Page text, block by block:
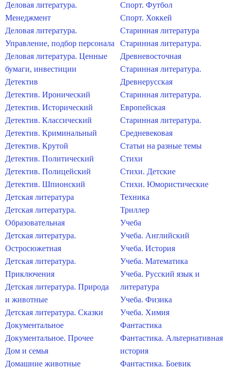
Деловая литература.
Менеджмент
Деловая литература.
Управление, подбор персонала
Деловая литература. Ценные
бумаги, инвестиции
Детектив
Детектив. Иронический
Детектив. Исторический
Детектив. Классический
Детектив. Криминальный
Детектив. Крутой
Детектив. Политический
Детектив. Полицейский
Детектив. Шпионский
Детская литература
Детская литература.
Образовательная
Детская литература.
Остросюжетная
Детская литература.
Приключения
Детская литература. Природа
и животные
Детская литература. Сказки
Документальное
Документальное. Прочее
Дом и семья
Домашние животные
Спорт. Футбол
Спорт. Хоккей
Старинная литература
Старинная литература.
Древневосточная
Старинная литература.
Древнерусская
Старинная литература.
Европейская
Старинная литература.
Средневековая
Статьи на разные темы
Стихи
Стихи. Детские
Стихи. Юмористические
Техника
Триллер
Учеба
Учеба. Английский
Учеба. История
Учеба. Математика
Учеба. Русский язык и
литература
Учеба. Физика
Учеба. Химия
Фантастика
Фантастика. Альтернативная
история
Фантастика. Боевик